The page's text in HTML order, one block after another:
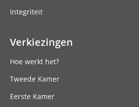
Integriteit
Verkiezingen
Hoe werkt het?
Tweede Kamer
Eerste Kamer